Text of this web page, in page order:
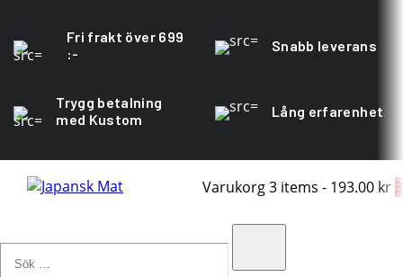
Fri frakt över 699
:-
Snabb leverans
Trygg betalning
med Kustom
Lång erfarenhet
Varukorg3 items - 193.00 kr 3